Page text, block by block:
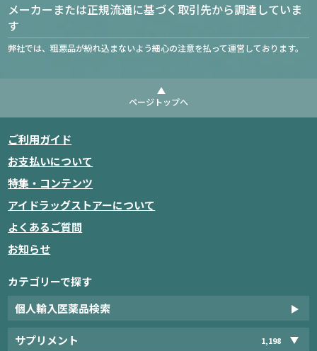
メーカーまたは正規流通に基づく取引先から調達していま
す
弊社では、粗悪品が紛れ込まないよう細心の注意を払って運営しております。
ページトップへ
ご利用ガイド
お支払いについて
特集・コンテンツ
アイドラッグストアーについて
よくあるご質問
お知らせ
カテゴリーで探す
個人輸入医薬品検索
サプリメント 1,198